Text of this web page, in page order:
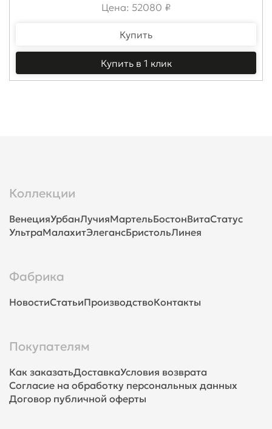
Цена: 52080 ₽
Купить
Купить в 1 клик
Коллекции
ВенецияУрбанЛучияМартельБостонВитаСтатус
УльтраМалахитЭлегансБристольЛинея
Фабрика
НовостиСтатьиПроизводствоКонтакты
Покупателям
Как заказатьДоставкаУсловия возврата
Согласие на обработку персональных данных
Договор публичной оферты